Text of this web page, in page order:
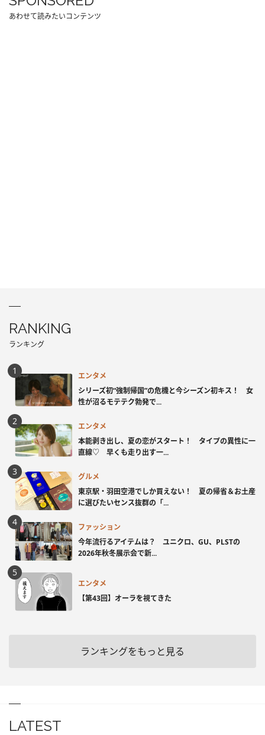
あわせて読みたいコンテンツ
RANKING
ランキング
エンタメ
シリーズ初“強制帰国”の危機と今シーズン初キス！ 女
性が沼るモテテク勃発で...
エンタメ
本能剥き出し、夏の恋がスタート！ タイプの異性に一
直線♡ 早くも走り出す一...
グルメ
東京駅・羽田空港でしか買えない！ 夏の帰省＆お土産
に選びたいセンス抜群の「...
ファッション
今年流行るアイテムは？ ユニクロ、GU、PLSTの
2026年秋冬展示会で新...
エンタメ
【第43回】オーラを視てきた
ランキングをもっと見る
LATEST